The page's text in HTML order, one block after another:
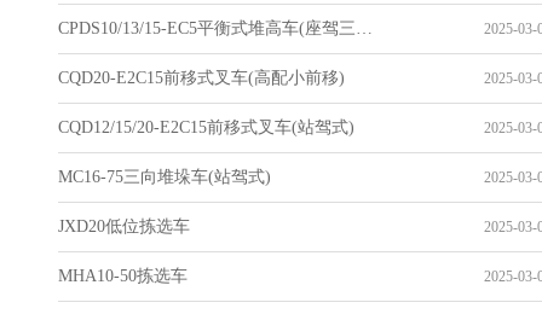
CPDS10/13/15-EC5平衡式堆高车(座驾三支点) 2025-03-
CQD20-E2C15前移式叉车(高配小前移) 2025-03-
CQD12/15/20-E2C15前移式叉车(站驾式) 2025-03-
MC16-75三向堆垛车(站驾式) 2025-03-
JXD20低位拣选车 2025-03-
MHA10-50拣选车 2025-03-